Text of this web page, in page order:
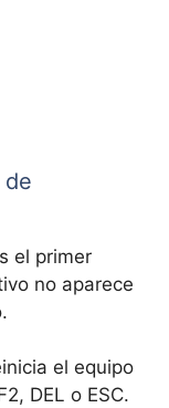
de
el primer
no aparece
el equipo
DEL o ESC.